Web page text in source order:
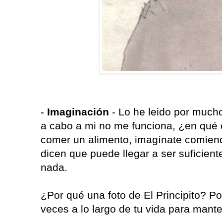
- Imaginación - Lo he leido por
a cabo a mi no me funciona, ¿en
comer un alimento, imagínate
dicen que puede llegar a ser
nada.
¿Por qué una foto de El Principito?
veces a lo largo de tu vida para